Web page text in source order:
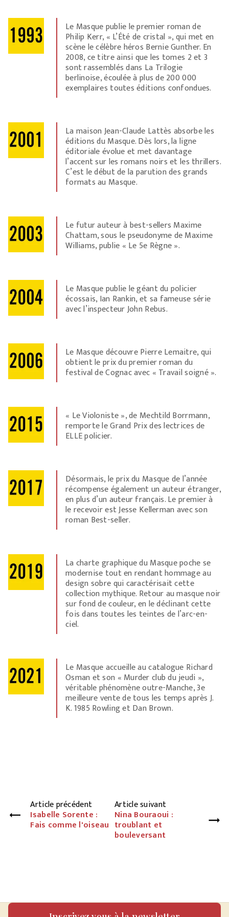
Le Masque publie le premier roman de
Philip Kerr, « L’Été de cristal », qui met en
scène le célèbre héros Bernie Gunther. En
2008, ce titre ainsi que les tomes 2 et 3
sont rassemblés dans La Trilogie
berlinoise, écoulée à plus de 200 000
exemplaires toutes éditions confondues.
La maison Jean-Claude Lattès absorbe les
éditions du Masque. Dès lors, la ligne
éditoriale évolue et met davantage
l’accent sur les romans noirs et les thrillers.
C’est le début de la parution des grands
formats au Masque.
Le futur auteur à best-sellers Maxime
Chattam, sous le pseudonyme de Maxime
Williams, publie « Le 5e Règne ».
Le Masque publie le géant du policier
écossais, Ian Rankin, et sa fameuse série
avec l’inspecteur John Rebus.
Le Masque découvre Pierre Lemaitre, qui
obtient le prix du premier roman du
festival de Cognac avec « Travail soigné ».
« Le Violoniste », de Mechtild Borrmann,
remporte le Grand Prix des lectrices de
ELLE policier.
Désormais, le prix du Masque de l’année
récompense également un auteur étranger,
en plus d’un auteur français. Le premier à
le recevoir est Jesse Kellerman avec son
roman Best-seller.
La charte graphique du Masque poche se
modernise tout en rendant hommage au
design sobre qui caractérisait cette
collection mythique. Retour au masque noir
sur fond de couleur, en le déclinant cette
fois dans toutes les teintes de l’arc-en-
ciel.
Le Masque accueille au catalogue Richard
Osman et son « Murder club du jeudi »,
véritable phénomène outre-Manche, 3e
meilleure vente de tous les temps après J.
K. 1985 Rowling et Dan Brown.
Article précédent
Isabelle Sorente :
Fais comme l'oiseau
Article suivant
Nina Bouraoui :
troublant et
bouleversant